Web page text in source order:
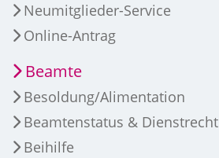
Neumitglieder-Service
Online-Antrag
Beamte
Besoldung/Alimentation
Beamtenstatus & Dienstrecht
Beihilfe